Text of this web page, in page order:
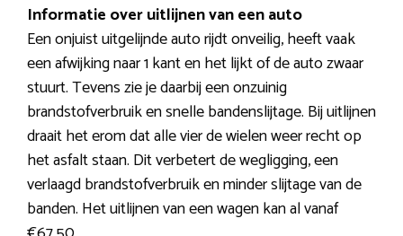
Informatie over uitlijnen van een auto
Een onjuist uitgelijnde auto rijdt onveilig, heeft vaak
een afwijking naar 1 kant en het lijkt of de auto zwaar
stuurt. Tevens zie je daarbij een onzuinig
brandstofverbruik en snelle bandenslijtage. Bij uitlijnen
draait het erom dat alle vier de wielen weer recht op
het asfalt staan. Dit verbetert de wegligging, een
verlaagd brandstofverbruik en minder slijtage van de
banden. Het uitlijnen van een wagen kan al vanaf